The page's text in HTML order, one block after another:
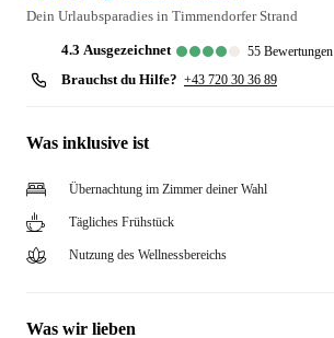
Dein Urlaubsparadies in Timmendorfer Strand
4.3 ausgezeichnet 55 Bewertungen
Brauchst du Hilfe? +43 720 30 36 89
Was inklusive ist
Übernachtung im Zimmer deiner Wahl
Tägliches Frühstück
Nutzung des Wellnessbereichs
Was wir lieben